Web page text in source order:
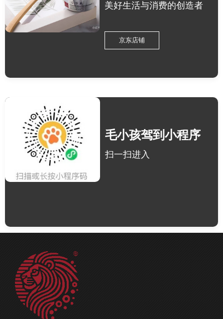
美好生活与消费的创造者
京东店铺
毛小孩驾到小程序
扫一扫进入